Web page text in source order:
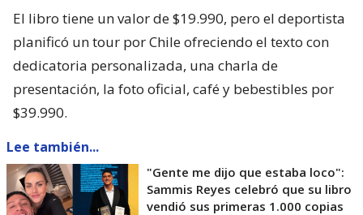
El libro tiene un valor de $19.990, pero el deportista
planificó un tour por Chile ofreciendo el texto con
dedicatoria personalizada, una charla de
presentación, la foto oficial, café y bebestibles por
$39.990.
Lee también...
"Gente me dijo que estaba loco":
Sammis Reyes celebró que su libro
vendió sus primeras 1.000 copias